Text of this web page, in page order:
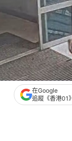
撰文：羅保熙
在Google
追蹤《香港01》